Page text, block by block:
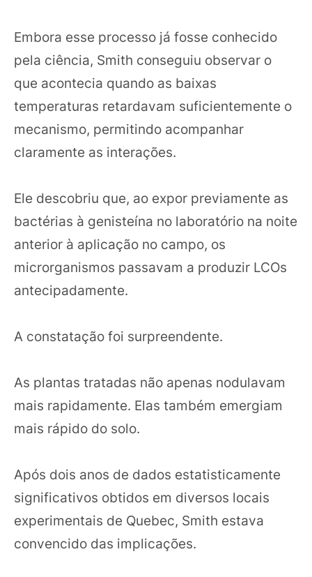
Embora esse processo já fosse conhecido
pela ciência, Smith conseguiu observar o
que acontecia quando as baixas
temperaturas retardavam suficientemente o
mecanismo, permitindo acompanhar
claramente as interações.
Ele descobriu que, ao expor previamente as
bactérias à genisteína no laboratório na noite
anterior à aplicação no campo, os
microrganismos passavam a produzir LCOs
antecipadamente.
A constatação foi surpreendente.
As plantas tratadas não apenas nodulavam
mais rapidamente. Elas também emergiam
mais rápido do solo.
Após dois anos de dados estatisticamente
significativos obtidos em diversos locais
experimentais de Quebec, Smith estava
convencido das implicações.